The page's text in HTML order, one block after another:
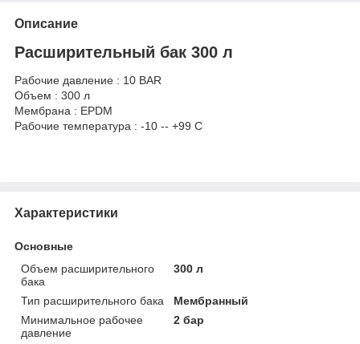
Описание
Расширительный бак 300 л
Рабочие давление : 10 BAR
Объем : 300 л
Мембрана : EPDM
Рабочие температура : -10 -- +99 C
Характеристики
Основные
Объем расширительного
бака
300 л
Тип расширительного бака
Мембранный
Минимальное рабочее
давление
2 бар